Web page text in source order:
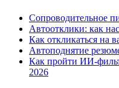
Сопроводительное
Автоотклики: как
Как откликаться на
Автоподнятие
Как пройти ИИ-
2026